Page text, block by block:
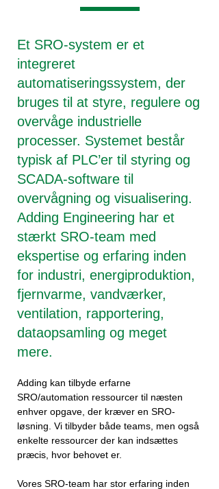
Et SRO-system er et
integreret
automatiseringssystem, der
bruges til at styre, regulere og
overvåge industrielle
processer. Systemet består
typisk af PLC’er til styring og
SCADA-software til
overvågning og visualisering.
Adding Engineering har et
stærkt SRO-team med
ekspertise og erfaring inden
for industri, energiproduktion,
fjernvarme, vandværker,
ventilation, rapportering,
dataopsamling og meget
mere.
Adding kan tilbyde erfarne
SRO/automation ressourcer til næsten
enhver opgave, der kræver en SRO-
løsning. Vi tilbyder både teams, men også
enkelte ressourcer der kan indsættes
præcis, hvor behovet er.
Vores SRO-team har stor erfaring inden